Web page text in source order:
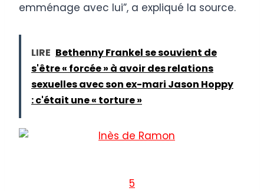
emménage avec lui”, a expliqué la source.
LIRE Bethenny Frankel se souvient de
s'être « forcée » à avoir des relations
sexuelles avec son ex-mari Jason Hoppy
: c'était une « torture »
5